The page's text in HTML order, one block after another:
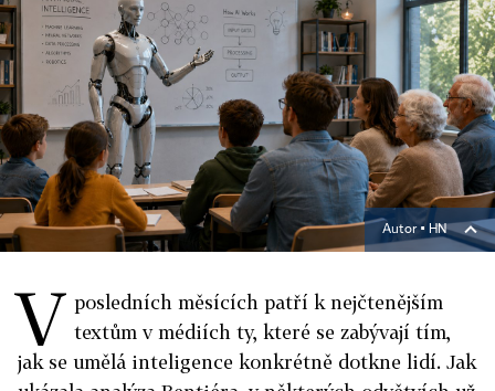
Autor ▪ HN
V posledních měsících patří k nejčtenějším
textům v médiích ty, které se zabývají tím,
jak se umělá inteligence konkrétně dotkne lidí. Jak